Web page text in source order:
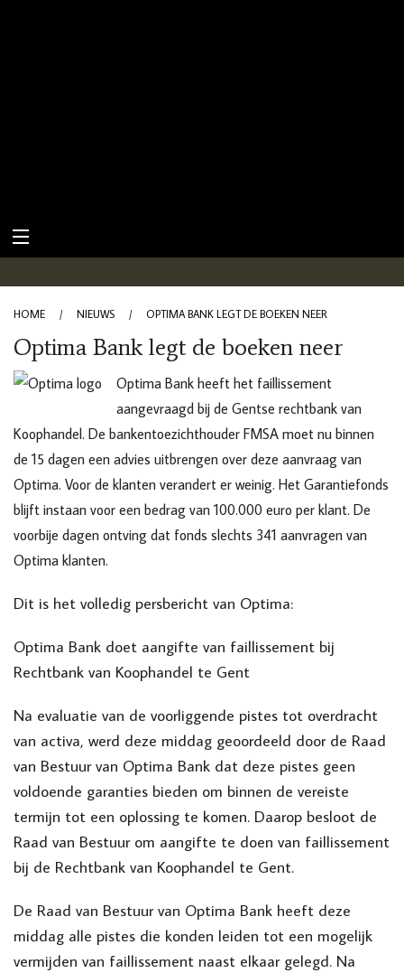
HOME / NIEUWS / OPTIMA BANK LEGT DE BOEKEN NEER
Optima Bank legt de boeken neer
Optima Bank heeft het faillissement
aangevraagd bij de Gentse rechtbank van
Koophandel. De bankentoezichthouder FMSA moet nu binnen
de 15 dagen een advies uitbrengen over deze aanvraag van
Optima. Voor de klanten verandert er weinig. Het Garantiefonds
blijft instaan voor een bedrag van 100.000 euro per klant. De
voorbije dagen ontving dat fonds slechts 341 aanvragen van
Optima klanten.
Dit is het volledig persbericht van Optima:
Optima Bank doet aangifte van faillissement bij
Rechtbank van Koophandel te Gent
Na evaluatie van de voorliggende pistes tot overdracht
van activa, werd deze middag geoordeeld door de Raad
van Bestuur van Optima Bank dat deze pistes geen
voldoende garanties bieden om binnen de vereiste
termijn tot een oplossing te komen. Daarop besloot de
Raad van Bestuur om aangifte te doen van faillissement
bij de Rechtbank van Koophandel te Gent.
De Raad van Bestuur van Optima Bank heeft deze
middag alle pistes die konden leiden tot een mogelijk
vermijden van faillissement naast elkaar gelegd. Na